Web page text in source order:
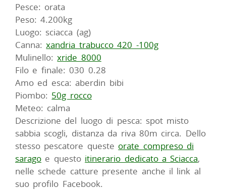
Pesce: orata
Peso: 4.200kg
Luogo: sciacca (ag)
Canna:xandria trabucco 420 -100g
Mulinello:xride 8000
Filo e finale: 030 0.28
Amo ed esca: aberdin bibi
Piombo: 50g rocco
Meteo: calma
Descrizione del luogo di pesca: spot misto
sabbia scogli, distanza da riva 80m circa. Dello
stesso pescatore queste orate compreso di
sarago e questo itinerario dedicato a Sciacca,
nelle schede catture presente anche il link al
suo profilo Facebook.